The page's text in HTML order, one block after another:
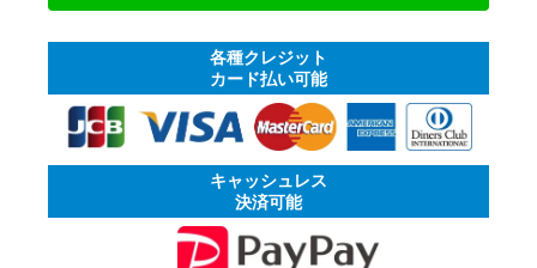
各種クレジット
カード払い可能
キャッシュレス
決済可能